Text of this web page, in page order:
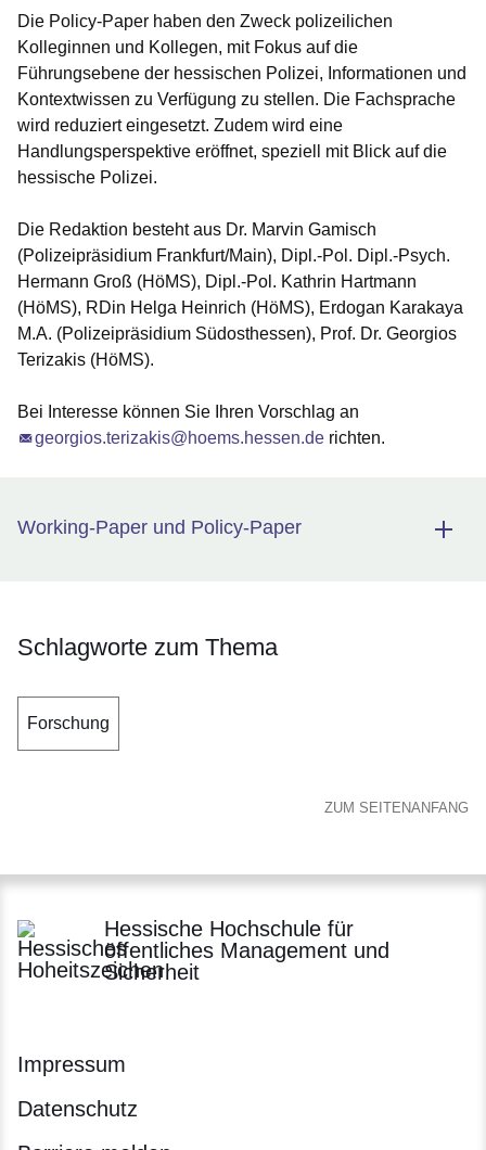
Die Policy-Paper haben den Zweck polizeilichen
Kolleginnen und Kollegen, mit Fokus auf die
Führungsebene der hessischen Polizei, Informationen und
Kontextwissen zu Verfügung zu stellen. Die Fachsprache
wird reduziert eingesetzt. Zudem wird eine
Handlungsperspektive eröffnet, speziell mit Blick auf die
hessische Polizei.
Die Redaktion besteht aus Dr. Marvin Gamisch
(Polizeipräsidium Frankfurt/Main), Dipl.-Pol. Dipl.-Psych.
Hermann Groß (HöMS), Dipl.-Pol. Kathrin Hartmann
(HöMS), RDin Helga Heinrich (HöMS), Erdogan Karakaya
M.A. (Polizeipräsidium Südosthessen), Prof. Dr. Georgios
Terizakis (HöMS).
Bei Interesse können Sie Ihren Vorschlag an
georgios.terizakis@hoems.hessen.de richten.
Working-Paper und Policy-Paper
Schlagworte zum Thema
Forschung
ZUM SEITENANFANG
Hessische Hochschule für
öffentliches Management und
Sicherheit
Impressum
Datenschutz